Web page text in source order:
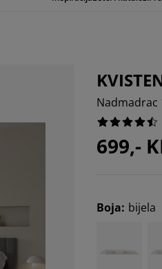
Nadmadrac
699,-
Boja: bijela
5.172413793103448%
3.4482758620689653%
5.172413793103448%